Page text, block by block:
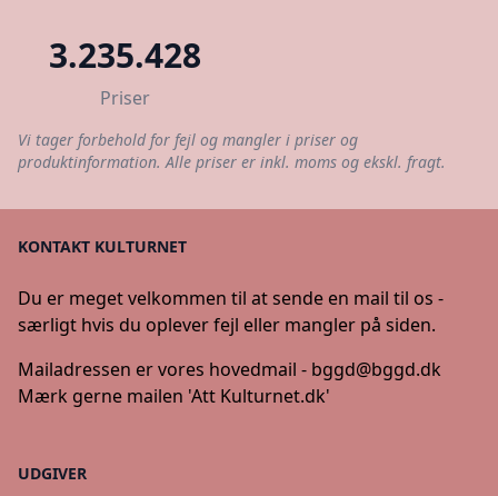
3.235.428
Priser
Vi tager forbehold for fejl og mangler i priser og
produktinformation. Alle priser er inkl. moms og ekskl. fragt.
KONTAKT KULTURNET
Du er meget velkommen til at sende en mail til os -
særligt hvis du oplever fejl eller mangler på siden.
Mailadressen er vores hovedmail - bggd@bggd.dk
Mærk gerne mailen 'Att Kulturnet.dk'
UDGIVER